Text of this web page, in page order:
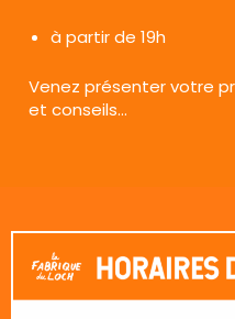
à partir de 19h
Venez présenter votre
et conseils…